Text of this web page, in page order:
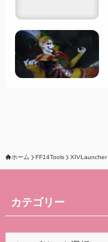
ホーム FF14Tools XIVLauncher
カテゴリー